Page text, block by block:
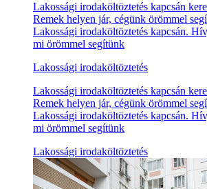
Lakossági irodaköltöztetés kapcsán
Remek helyen jár, cégünk örömmel
Lakossági irodaköltöztetés kapcsán.
mi örömmel segítünk
Lakossági irodaköltöztetés
Lakossági irodaköltöztetés kapcsán
Remek helyen jár, cégünk örömmel
Lakossági irodaköltöztetés kapcsán.
mi örömmel segítünk
Lakossági irodaköltöztetés